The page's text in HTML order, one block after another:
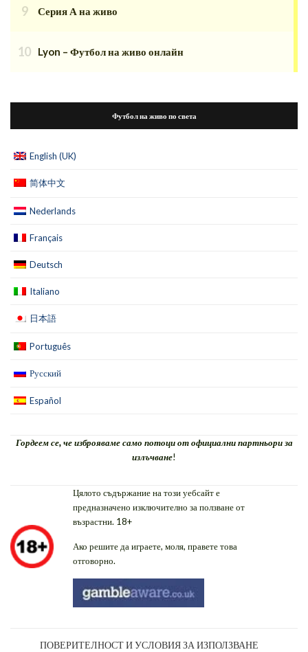
Серия А на живо
Lyon – Футбол на живо онлайн
Футбол на живо по света
English (UK)
简体中文
Nederlands
Français
Deutsch
Italiano
日本語
Português
Русский
Español
Гордеем се, че изброяваме само потоци от официални партньори за
излъчване!
Цялото съдържание на този уебсайт е
предназначено изключително за ползване от
възрастни. 18+
Ако решите да играете, моля, правете това
отговорно.
ПОВЕРИТЕЛНОСТ И УСЛОВИЯ ЗА ИЗПОЛЗВАНЕ